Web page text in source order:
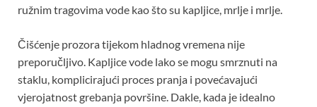
ružnim tragovima vode kao što su kapljice, mrlje i mrlje.
Čišćenje prozora tijekom hladnog vremena nije
preporučljivo. Kapljice vode lako se mogu smrznuti na
staklu, komplicirajući proces pranja i povećavajući
vjerojatnost grebanja površine. Dakle, kada je idealno